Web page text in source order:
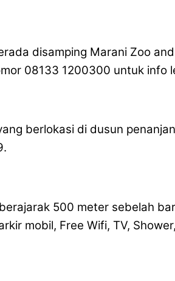
disamping Marani Zoo
08133 1200300 untuk info
berlokasi di dusun
500 meter sebelah
mobil, Free Wifi, TV,